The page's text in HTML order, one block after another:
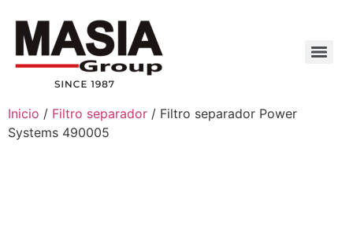
Inicio / Filtro separador / Filtro separador Power
Systems 490005